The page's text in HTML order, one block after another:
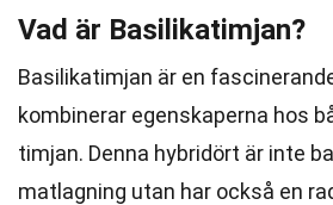
Vad är Basilikatimjan?
Basilikatimjan är en
kombinerar egenskaperna hos
timjan. Denna hybridört är inte
matlagning utan har också en